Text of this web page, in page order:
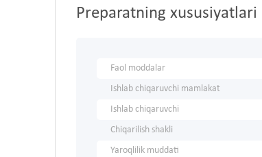
Preparatning xususiyatlari
Faol moddalar
Ishlab chiqaruvchi mamlakat
Ishlab chiqaruvchi
Chiqarilish shakli
Yaroqlilik muddati